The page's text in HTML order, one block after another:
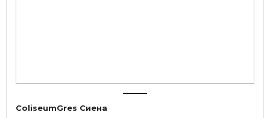
ColiseumGres Сиена